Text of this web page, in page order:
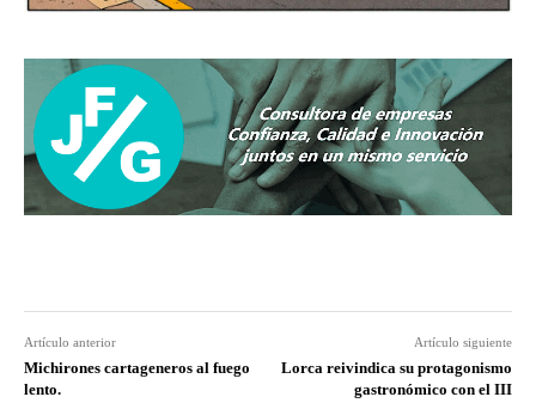
Artículo anterior
Michirones cartageneros al fuego
lento.
Artículo siguiente
Lorca reivindica su protagonismo
gastronómico con el III